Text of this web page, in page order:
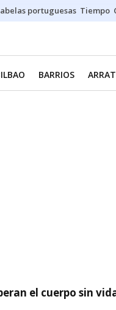
portuguesas Tiempo
BARRIOS
el cuerpo sin